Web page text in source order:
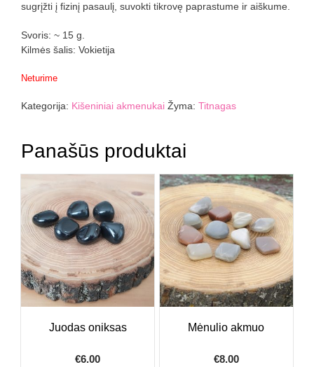
sugrįžti į fizinį pasaulį, suvokti tikrovę paprastume ir aiškume.
Svoris: ~ 15 g.
Kilmės šalis: Vokietija
Neturime
Kategorija: Kišeniniai akmenukai Žyma: Titnagas
Panašūs produktai
Juodas oniksas
€6.00
Mėnulio akmuo
€8.00